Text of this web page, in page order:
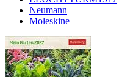
Neumann
Moleskine